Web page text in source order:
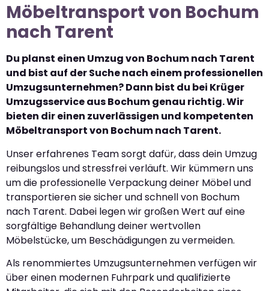
Möbeltransport von Bochum
nach Tarent
Du planst einen Umzug von Bochum nach Tarent
und bist auf der Suche nach einem professionellen
Umzugsunternehmen? Dann bist du bei Krüger
Umzugsservice aus Bochum genau richtig. Wir
bieten dir einen zuverlässigen und kompetenten
Möbeltransport von Bochum nach Tarent.
Unser erfahrenes Team sorgt dafür, dass dein Umzug
reibungslos und stressfrei verläuft. Wir kümmern uns
um die professionelle Verpackung deiner Möbel und
transportieren sie sicher und schnell von Bochum
nach Tarent. Dabei legen wir großen Wert auf eine
sorgfältige Behandlung deiner wertvollen
Möbelstücke, um Beschädigungen zu vermeiden.
Als renommiertes Umzugsunternehmen verfügen wir
über einen modernen Fuhrpark und qualifizierte